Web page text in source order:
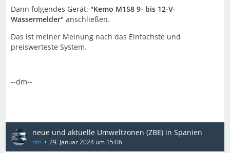
Dann folgendes Gerät: "Kemo M158 9- bis 12-V-
Wassermelder" anschließen.
Das ist meiner Meinung nach das Einfachste und
preiswerteste System.
--dm--
neue und aktuelle Umweltzonen (ZBE) in Spanien
dm 29. Januar 2024 um 15:06